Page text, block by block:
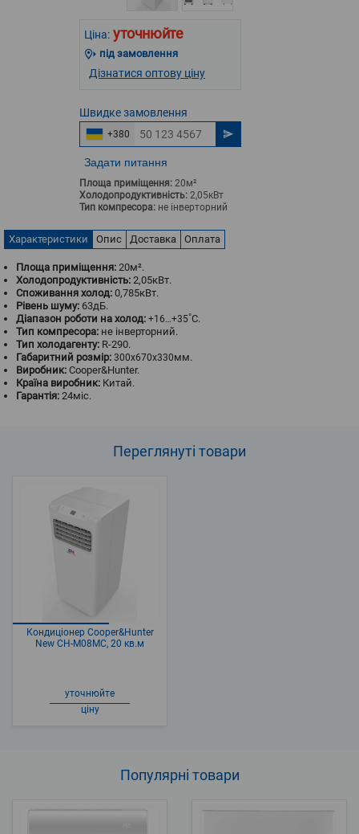
Ціна: уточнюйте
під замовлення
Дізнатися оптову ціну
Швидкезамовлення
+380
Задати питання
Площа приміщення: 20м²
Холодопродуктивність: 2,05кВт
Тип компресора: не інверторний
Характеристики Опис Доставка Оплата
Площа приміщення: 20м².
Холодопродуктивність: 2,05кВт.
Споживання холод: 0,785кВт.
Рівень шуму: 63дБ.
Діапазон роботи на холод: +16…+35˚С.
Тип компресора: не інверторний.
Тип холодагенту: R-290.
Габаритний розмір: 300x670x330мм.
Виробник: Cooper&Hunter.
Країна виробник: Китай.
Гарантія: 24міс.
Переглянуті товари
Кондиціонер Cooper&Hunter
New CH-M08MC, 20 кв.м
уточнюйте
ціну
Популярні товари